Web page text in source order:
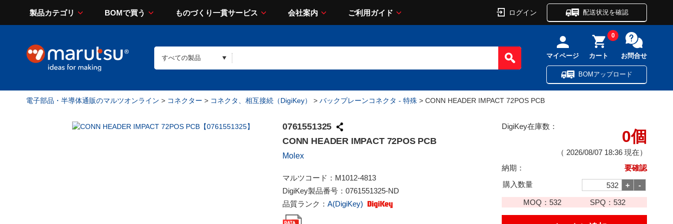
製品カテゴリ BOMで買う ものづくり一貫サービス 会社案内 ご利用ガイド ログイン 配送状況を確認
マイページ カート
0
お問合せ
BOMアップロード
電子部品・半導体通販のマルツオンライン > コネクター > コネクタ、相互接続（DigiKey） > バックプレーンコネクタ - 特殊 > CONN HEADER IMPACT 72POS PCB
0761551325
CONN HEADER IMPACT 72POS PCB
Molex
マルツコード： M1012-4813
DigiKey製品番号： 0761551325-ND
品質ランク： A(DigiKey)
DigiKey在庫数：
0個
（ 2026/08/07 18:36 現在）
納期：
要確認
購入数量
MOQ：532 SPQ： 532